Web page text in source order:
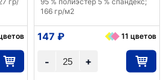
166 гр/м2
+
-
147 ₽ 11 цветов